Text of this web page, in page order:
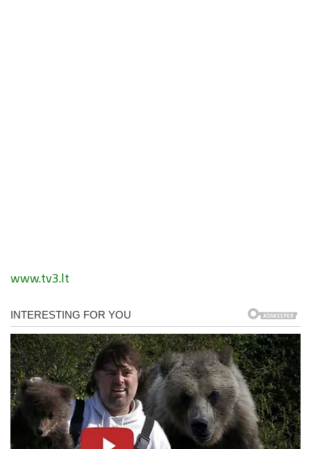
www.tv3.lt